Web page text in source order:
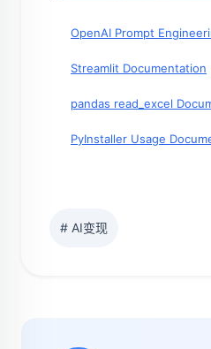
OpenAI Prompt
Streamlit Documentation
pandas read_excel
PyInstaller Usage
# AI变现